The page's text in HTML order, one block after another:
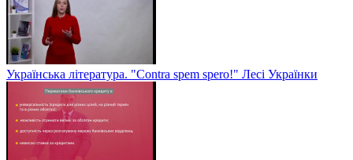
Українська література. "Contra spem spero!" Лесі Українки